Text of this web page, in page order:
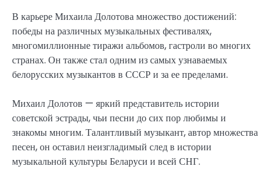
В карьере Михаила Долотова множество достижений:
победы на различных музыкальных фестивалях,
многомиллионные тиражи альбомов, гастроли во многих
странах. Он также стал одним из самых узнаваемых
белорусских музыкантов в СССР и за ее пределами.
Михаил Долотов — яркий представитель истории
советской эстрады, чьи песни до сих пор любимы и
знакомы многим. Талантливый музыкант, автор множества
песен, он оставил неизгладимый след в истории
музыкальной культуры Беларуси и всей СНГ.